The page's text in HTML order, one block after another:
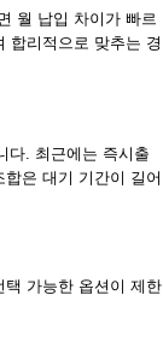
월 납입 차이가 빠르
합리적으로 맞추는 경
다. 최근에는 즉시출
은 대기 기간이 길어
택 가능한 옵션이 제한